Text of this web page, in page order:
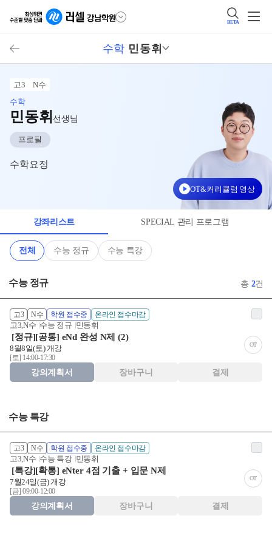
BETA
수학 민동휘
고3
N수
수학
민동휘 선생님
프로필
수학요정
OT&커리큘럼 영상
강좌리스트 SPECIAL 관리 프로그램
전체 수능 정규 수능 특강
수능 정규 총 2건
고3 N수 학원 접수중 온라인 접수마감
고3,N수 수능 정규 민동휘
[정규][공통] eNd 완성 N제 (2)
OT
8월8일(토) 개강
[토] 14:00-17:30
강의계획서 장바구니 결제
수능 특강
고3 N수 학원 접수중 온라인 접수마감
고3,N수 수능 특강 민동휘
[특강][확통] eNter 4점 기출 + 입문 N제
OT
7월24일(금) 개강
[금] 09:00-12:00
강의계획서 장바구니 결제